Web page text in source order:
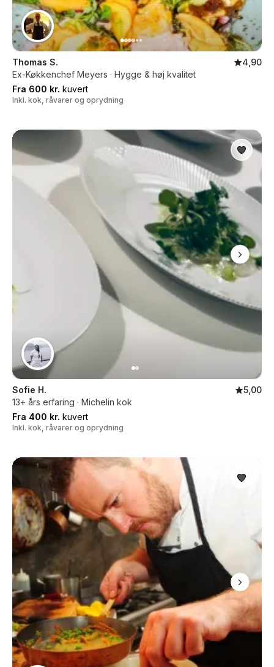
Thomas S.
4,90
Ex-Køkkenchef Meyers · Hygge & høj kvalitet
Fra 600 kr. kuvert
Inkl. kok, råvarer og oprydning
Sofie H.
5,00
13+ års erfaring · Michelin kok
Fra 400 kr. kuvert
Inkl. kok, råvarer og oprydning